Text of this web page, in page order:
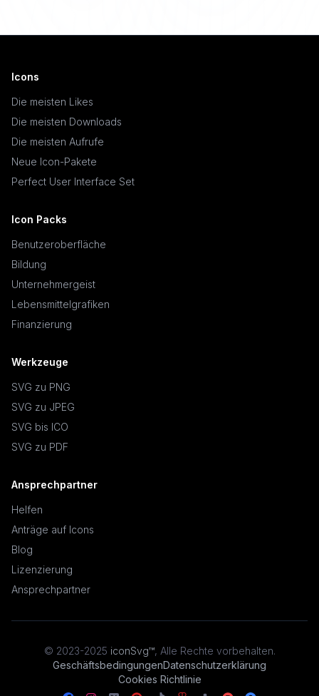
Icons
Die meisten Likes
Die meisten Downloads
Die meisten Aufrufe
Neue Icon-Pakete
Perfect User Interface Set
Icon Packs
Benutzeroberfläche
Bildung
Unternehmergeist
Lebensmittelgrafiken
Finanzierung
Werkzeuge
SVG zu PNG
SVG zu JPEG
SVG bis ICO
SVG zu PDF
Ansprechpartner
Helfen
Anträge auf Icons
Blog
Lizenzierung
Ansprechpartner
© 2023-2025 iconSvg™, Alle Rechte vorbehalten.
GeschäftsbedingungenDatenschutzerklärung
Cookies Richtlinie